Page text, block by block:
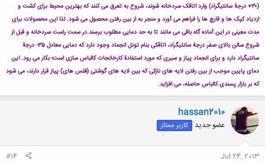
(۳۰+ درجۀ سانتیگراد) وارد اتاقک سردخانه شوند، شروع به تعرق می کنند که بهترین محیط برای کشت و
ازدیاد کپک ها و قارچ ها را فراهم می آورد و منجر به از بین رفتن محصول می شود. لذا این محصولات برای
مدت معینی در این آماده گاه باقی می مانند تا به حد دمایی مطلوب برسند.در سمت راست سردخانه و قبل از
شروع سالن بالای صفر درجۀ سانتیگراد، اتاقکی بنام تونل انجماد وجود دارد که دمایی معادل ۳۵- درجۀ
سانتیگراد دارد و برای انجماد پیاز و سیری که مورد استفادۀ کارخانجات کالباس سازی است؛ بکار می رود. این
دمای پایین موجب از بین رفتن لایه های نازکی که بین لایه های گوشتی (فلس های) پیاز قرار دارند، می شود
که بر بازار پسندی کالباس حاصله، می افزاید.
hassan2010
عضو جدید کاربر ممتاز
Jul 24, 2013
#14